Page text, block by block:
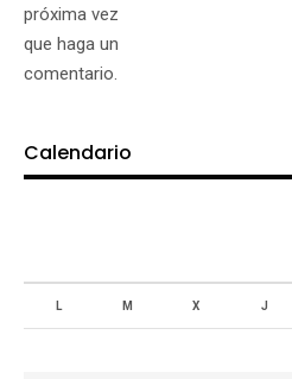
próxima vez
que haga un
comentario.
Calendario
L M X J